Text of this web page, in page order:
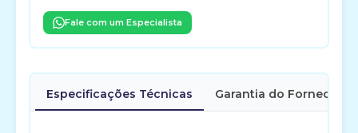
Fale com um Especialista
Especificações Técnicas Garantia do Fornecedor